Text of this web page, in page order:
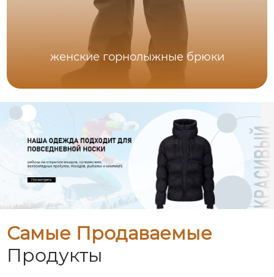
женские горнолыжные брюки
Самые Продаваемые
Продукты